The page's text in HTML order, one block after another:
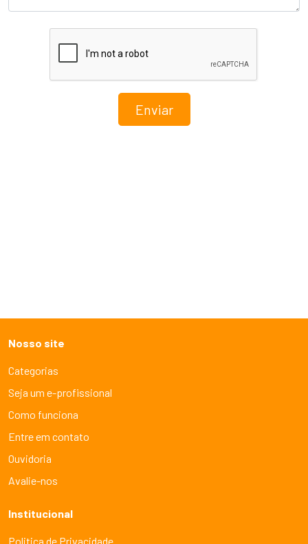
Enviar
Nosso site
Categorias
Seja um e-profissional
Como funciona
Entre em contato
Ouvidoria
Avalie-nos
Institucional
Politica de Privacidade